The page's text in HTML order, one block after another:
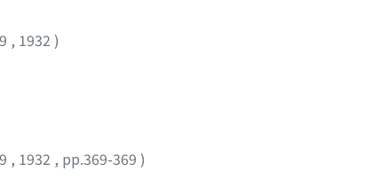
, 1932 )
, 1932 , pp.369-369 )